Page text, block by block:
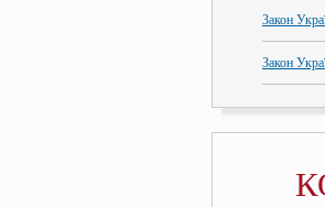
Закон
Закон